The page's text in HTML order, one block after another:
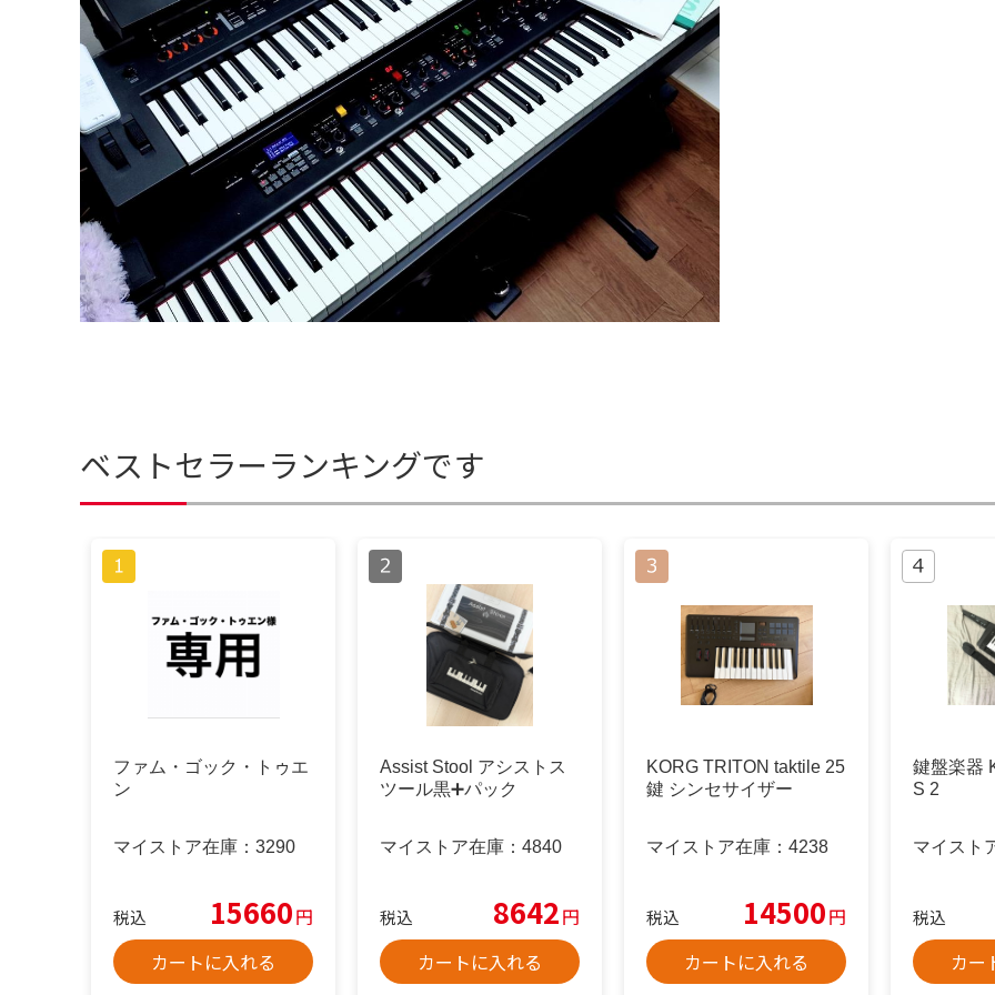
ベストセラーランキングです
ファム・ゴック・トゥエ
ン
マイストア在庫： 3290
税込 15660円
カートに入れる
Assist Stool アシストス
ツール黒➕パック
マイストア在庫： 4840
税込 8642円
カートに入れる
KORG TRITON taktile 25
鍵 シンセサイザー
マイストア在庫： 4238
税込 14500円
カートに入れる
鍵盤楽器
S 2
マイスト
税込
カー